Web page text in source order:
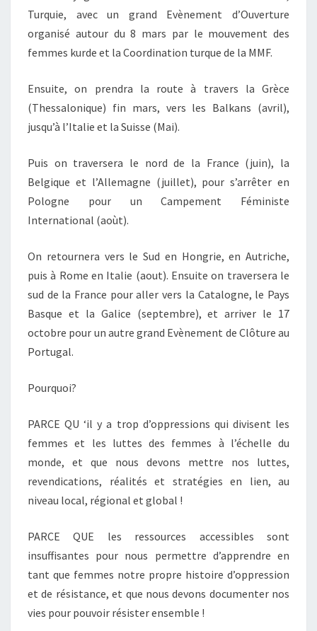
Turquie, avec un grand Evènement d’Ouverture
organisé autour du 8 mars par le mouvement des
femmes kurde et la Coordination turque de la MMF.
Ensuite, on prendra la route à travers la Grèce
(Thessalonique) fin mars, vers les Balkans (avril),
jusqu’à l’Italie et la Suisse (Mai).
Puis on traversera le nord de la France (juin), la
Belgique et l’Allemagne (juillet), pour s’arrêter en
Pologne pour un Campement Féministe
International (aoùt).
On retournera vers le Sud en Hongrie, en Autriche,
puis à Rome en Italie (aout). Ensuite on traversera le
sud de la France pour aller vers la Catalogne, le Pays
Basque et la Galice (septembre), et arriver le 17
octobre pour un autre grand Evènement de Clôture au
Portugal.
Pourquoi?
PARCE QU ‘il y a trop d’oppressions qui divisent les
femmes et les luttes des femmes à l’échelle du
monde, et que nous devons mettre nos luttes,
revendications, réalités et stratégies en lien, au
niveau local, régional et global !
PARCE QUE les ressources accessibles sont
insuffisantes pour nous permettre d’apprendre en
tant que femmes notre propre histoire d’oppression
et de résistance, et que nous devons documenter nos
vies pour pouvoir résister ensemble !